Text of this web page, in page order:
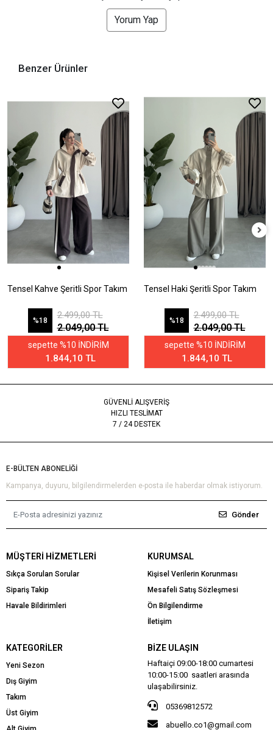
Yorum Yap
Benzer Ürünler
Tensel Kahve Şeritli Spor Takım
%18
2.499,00 TL
2.049,00 TL
sepette %10 İNDİRİM
1.844,10 TL
Tensel Haki Şeritli Spor Takım
%18
2.499,00 TL
2.049,00 TL
sepette %10 İNDİRİM
1.844,10 TL
GÜVENLİ ALIŞVERİŞ
HIZLI TESLİMAT
7 / 24 DESTEK
E-BÜLTEN ABONELİĞİ
Kampanya, duyuru, bilgilendirmelerden e-posta ile haberdar olmak istiyorum.
Gönder
MÜŞTERI HIZMETLERI
Sıkça Sorulan Sorular
Sipariş Takip
Havale Bildirimleri
KURUMSAL
Kişisel Verilerin Korunması
Mesafeli Satış Sözleşmesi
Ön Bilgilendirme
İletişim
KATEGORILER
Yeni Sezon
Dış Giyim
Takım
Üst Giyim
BIZE ULAŞIN
Haftaiçi 09:00-18:00 cumartesi
10:00-15:00 saatleri arasında
ulaşabilirsiniz.
05369812572
abuello.co1@gmail.com